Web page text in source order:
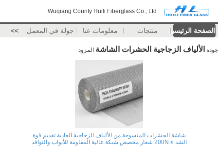
Wuqiang County Huili Fiberglass Co., Ltd.
الصفحة الرئيسية منتجات معلومات عنا جولة في المعمل >>
جودة الألياف الزجاجية الحشرات الشاشة المزود
شاشة الحشرات المنسوجة من الألياف الزجاجية العادية تقديم قوة
الشد ≥ 200N شعار مخصص شبكة عالية المقاومة للأبواب والنوافذ